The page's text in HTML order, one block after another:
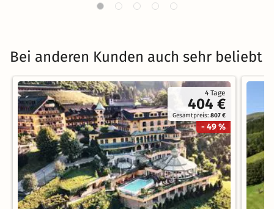
Bei anderen Kunden auch sehr beliebt
4 Tage
404 €
Gesamtpreis:807 €
- 49 %